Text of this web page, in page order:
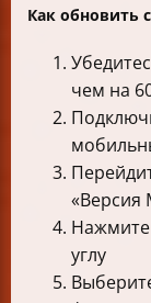
Как обновить
чем на
«Версия
Нажмите
углу